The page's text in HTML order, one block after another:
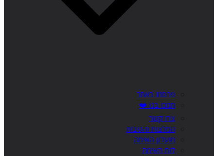
פרסמו באתר
תמכו בנו ❤️
צרו קשר
המלצות והטבות
מועדון האימה
לוח האימה